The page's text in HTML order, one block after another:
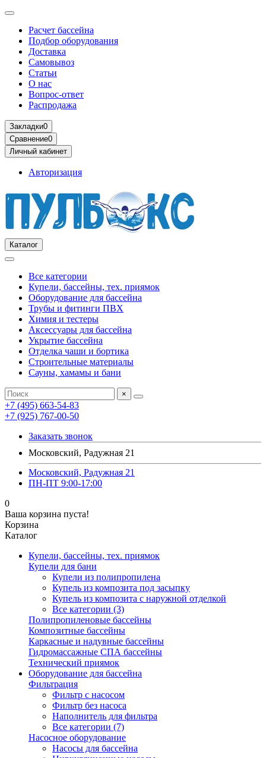
Расчет бассейна
Подбор оборудования
Доставка
Самовывоз
Статьи
О нас
Вопрос-ответ
Распродажа
Закладки0
Сравнение0
Личный кабинет
Авторизация
Каталог
Все категории
Купели, бассейны, тех. приямок
Оборудование для бассейна
Трубы и фитинги ПВХ
Химия и тестеры
Аксессуары для бассейна
Укрытие бассейна
Отделка чаши и бортика
Строительные материалы
Сауны, хамамы и бани
×
+7 (495) 663-54-83
+7 (925) 767-00-50
Заказать звонок
Московский, Радужная 21
Московский, Радужная 21
ПН-ПТ 9:00-17:00
0
Ваша корзина пуста!
Корзина
Каталог
Купели, бассейны, тех. приямок
Купели для бани
Купели из полипропилена
Купель из композита под засыпку
Купель из композита с наружной отделкой
Все категории (3)
Полипропиленовые бассейны
Композитные бассейны
Каркасные и надувные бассейны
Гидромассажные СПА бассейны
Технический приямок
Оборудование для бассейна
Фильтрация
Фильтр с насосом
Фильтр без насоса
Наполнитель для фильтра
Все категории (7)
Насосное оборудование
Насосы для бассейна